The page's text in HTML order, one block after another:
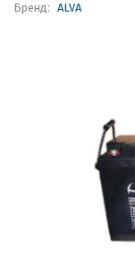
Бренд: ALVA